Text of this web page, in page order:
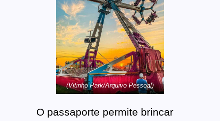
(Vitinho Park/Arquivo Pessoal)
O passaporte permite brincar